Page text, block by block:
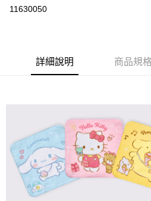
ATM付款
每筆NT$80，滿NT$899(含以上)免運
付款後全家取貨
每筆NT$80，滿NT$859(含以上)免運
7-11取貨付款
11630050
詳細說明 商品規